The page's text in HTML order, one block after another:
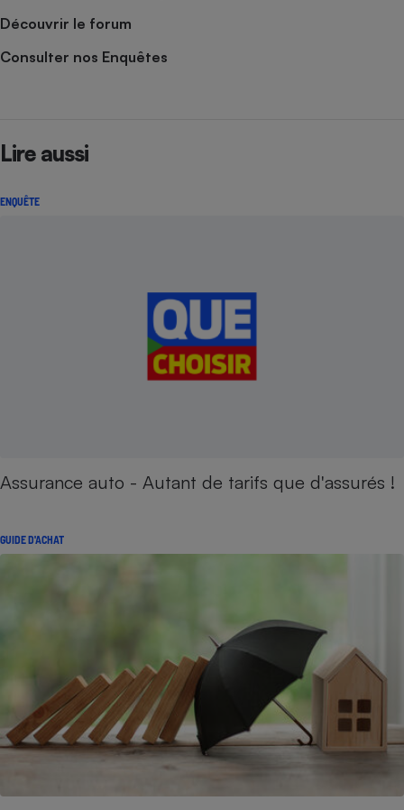
Découvrir le forum
Consulter nos Enquêtes
Lire aussi
ENQUÊTE
Assurance auto - Autant de tarifs que d'assurés !
GUIDE D'ACHAT